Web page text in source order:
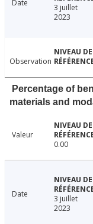
Date
3 juillet
2023
Observation
Percentage of
materials and
Valeur
0.00
Date
3 juillet
2023